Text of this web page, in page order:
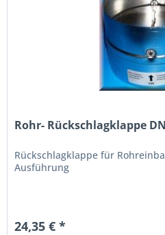
Rohr- Rückschlagklappe
Rückschlagklappe für
Ausführung
24,35 € *